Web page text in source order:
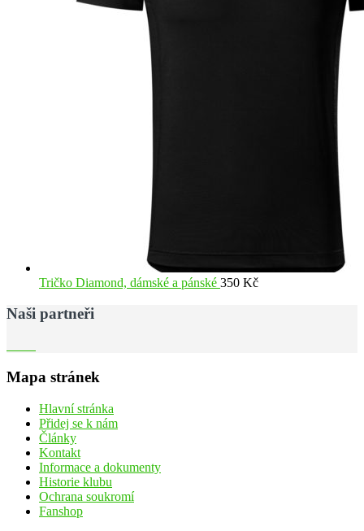
Tričko Diamond, dámské a pánské 350 Kč
Naši partneři
Mapa stránek
Hlavní stránka
Přidej se k nám
Články
Kontakt
Informace a dokumenty
Historie klubu
Ochrana soukromí
Fanshop